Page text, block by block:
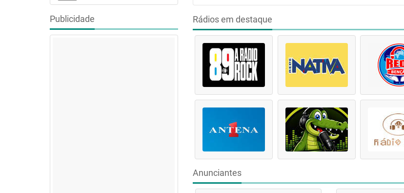
Publicidade Rádios em destaque
Anunciantes